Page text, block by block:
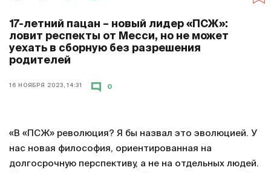
17-летний пацан – новый лидер «ПСЖ»:
ловит респекты от Месси, но не может
уехать в сборную без разрешения
родителей
16 НОЯБРЯ 2023, 14:31 0
«В «ПСЖ» революция? Я бы назвал это эволюцией. У
нас новая философия, ориентированная на
долгосрочную перспективу, а не на отдельных людей.